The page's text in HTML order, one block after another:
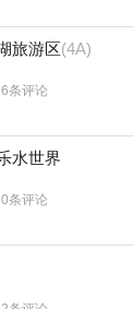
旅游区(4A)
6条评论
水世界
0条评论